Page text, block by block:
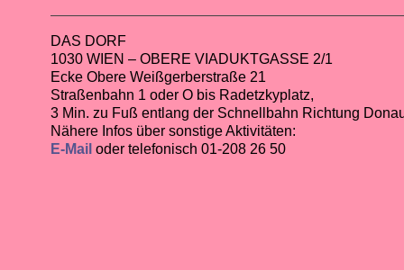
DAS DORF
1030 WIEN – OBERE VIADUKTGASSE 2/1
Ecke Obere Weißgerberstraße 21
Straßenbahn 1 oder O bis Radetzkyplatz,
3 Min. zu Fuß entlang der Schnellbahn Richtung
Nähere Infos über sonstige Aktivitäten:
E-Mail oder telefonisch 01-208 26 50